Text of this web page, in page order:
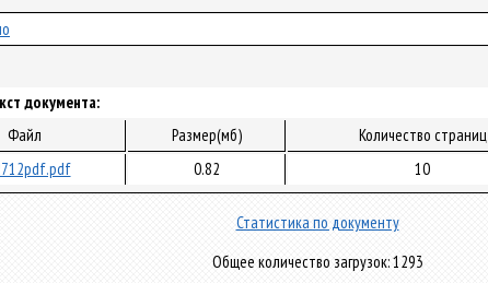
документа:
Файл
Размер(мб) Количество страниц
0.82 10
Статистика по документу
Общее количество загрузок: 1293